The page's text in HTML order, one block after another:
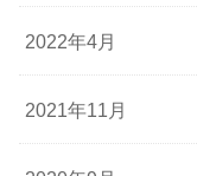
2022年4月
2021年11月